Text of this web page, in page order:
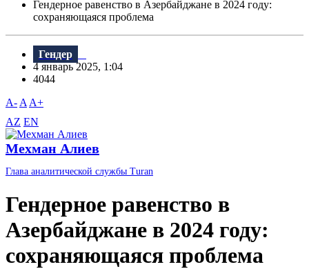
Гендерное равенство в Азербайджане в 2024 году:
сохраняющаяся проблема
Гендер
4 январь 2025, 1:04
4044
A- A A+
AZ EN
Мехман Алиев
Глава аналитической службы Turan
Гендерное равенство в
Азербайджане в 2024 году:
сохраняющаяся проблема